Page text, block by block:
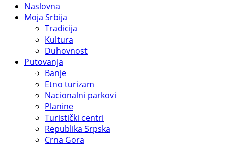
Naslovna
Moja Srbija
Tradicija
Kultura
Duhovnost
Putovanja
Banje
Etno turizam
Nacionalni parkovi
Planine
Turistički centri
Republika Srpska
Crna Gora